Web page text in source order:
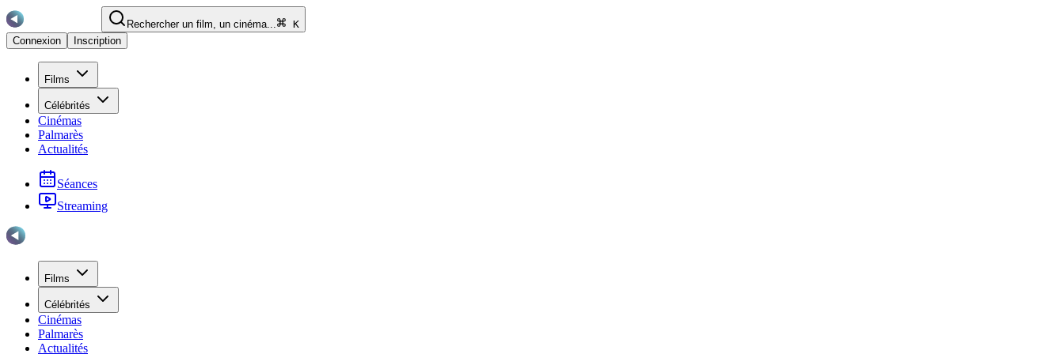
Rechercher un film, un cinéma...
K
Connexion
Inscription
Films
Célébrités
Cinémas
Palmarès
Actualités
Séances
Streaming
Films
Célébrités
Cinémas
Palmarès
Actualités